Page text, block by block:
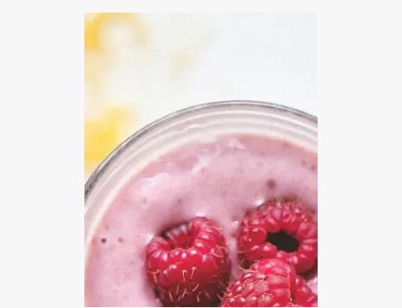
więcej
Czas przygotowania:
NAPOJE